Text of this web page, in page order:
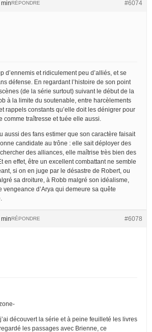
#6074
RÉPONDRE
d’ennemis et ridiculement peu d’alliés, et se
défense. En regardant l’histoire de son point
(de la série surtout) suivant le début de la
à la limite du soutenable, entre harcèlements
rappels constants qu’elle doit les dénigrer pour
comme traîtresse et tuée elle aussi.
aussi des fans estimer que son caractère faisait
candidate au trône : elle sait déployer des
des alliances, elle maîtrise très bien des
effet, être un excellent combattant ne semble
si on en juge par le désastre de Robert, ou
sa droiture, à Robb malgré son idéalisme,
vengeance d’Arya qui demeure sa quête
#6078
RÉPONDRE
découvert la série et à peine feuilleté les livres
les passages avec Brienne, ce